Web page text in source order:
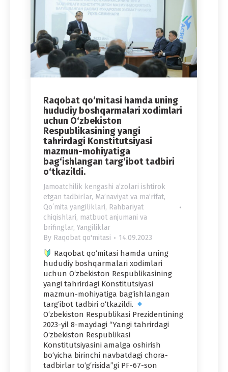
Raqobat qo‘mitasi hamda uning
hududiy boshqarmalari xodimlari
uchun O‘zbekiston
Respublikasining yangi
tahrirdagi Konstitutsiyasi
mazmun-mohiyatiga
bag‘ishlangan targ‘ibot tadbiri
o‘tkazildi.
Jamoatchilik kengashi aʼzolari ishtirok
etgan tadbirlar, Maʼnaviyat va maʼrifat,
Qoʻmita yangiliklari, Rahbariyat
chiqishlari, matbuot anjumani va
brifinglar, Yangiliklar
By Raqobat qo'mitasi 14.09.2023
Raqobat qo‘mitasi hamda uning
hududiy boshqarmalari xodimlari
uchun O‘zbekiston Respublikasining
yangi tahrirdagi Konstitutsiyasi
mazmun-mohiyatiga bag‘ishlangan
targ‘ibot tadbiri o‘tkazildi.
O‘zbekiston Respublikasi Prezidentining
2023-yil 8-maydagi “Yangi tahrirdagi
O‘zbekiston Respublikasi
Konstitutsiyasini amalga oshirish
bo‘yicha birinchi navbatdagi chora-
tadbirlar to‘g‘risida”gi PF-67-son